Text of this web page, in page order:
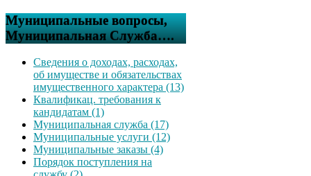
Муниципальные вопросы,
Муниципальная Служба….
Сведения о доходах, расходах,
об имуществе и обязательствах
имущественного характера (13)
Квалификац. требования к
кандидатам (1)
Муниципальная служба (17)
Муниципальные услуги (12)
Муниципальные заказы (4)
Порядок поступления на